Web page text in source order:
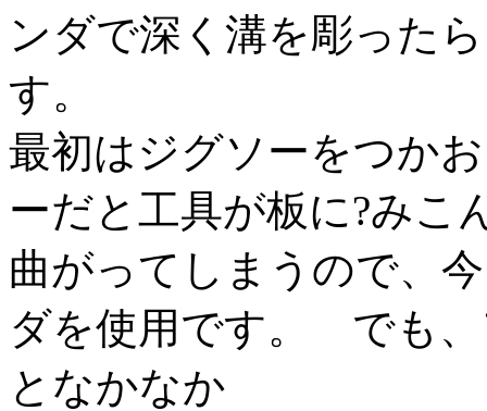
ンダで深く溝を彫った
す。
最初はジグソーをつか
ーだと工具が板に?みこ
曲がってしまうので、
ダを使用です。 でも
となかなか